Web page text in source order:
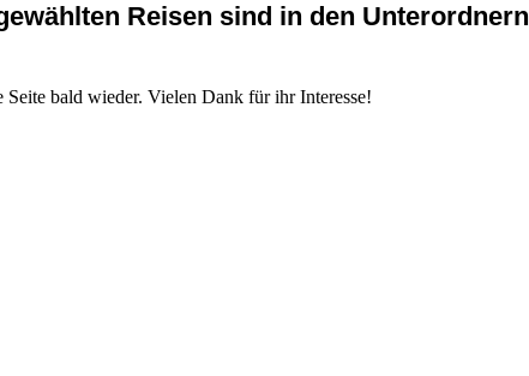
Reisen sind in den Unterordnern
Seite bald wieder. Vielen Dank für ihr Interesse!